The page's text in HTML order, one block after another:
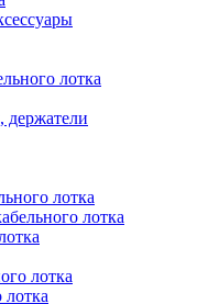
лотка
держатели
лотка
лотка
лотка
лотка